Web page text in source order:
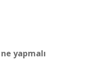
yapmalı